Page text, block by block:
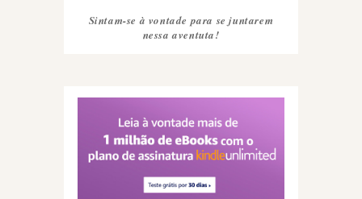
Sintam-se à vontade para se juntarem
nessa aventuta!